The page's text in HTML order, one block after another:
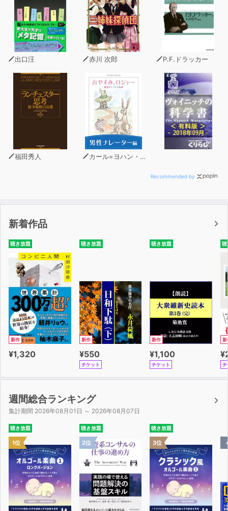
面白い番組を作って、玩具を売れ！ エンターテイメン
ト系魔法少女物語、第二弾登場！！
(C)Yume Mizusawa 2016 (P)小学館 2026
出口汪 赤川 次郎 P.F.ドラッカー
福田秀人 カール=ヨハン・エリーン
Recommended by
新着作品
聴き放題
新作
¥1,320
聴き放題
新作
¥550
チケット
聴き放題
新作
¥1,100
チケット
聴
新
チ
週間総合ランキング
集計期間 2026年08月01日 ～ 2026年08月07日
聴き放題
1位
聴き放題
2位
聴き放題
3位